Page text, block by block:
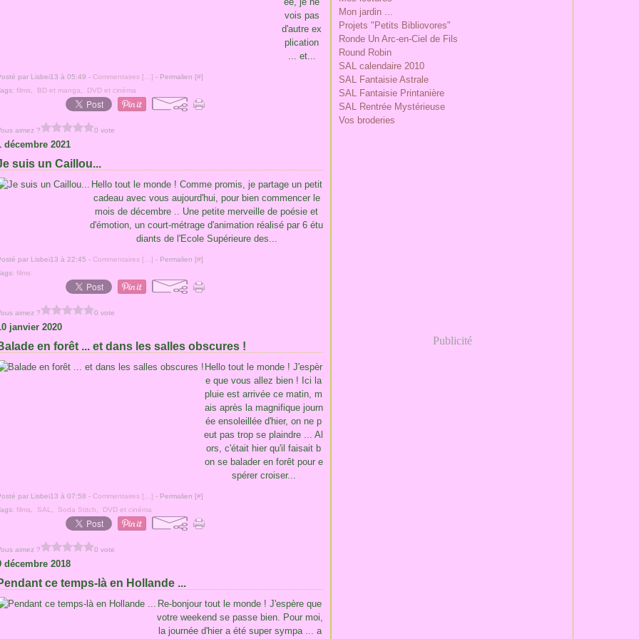
vois pas
d'autre ex
plication
... et...
par Lisbei13 à 05:49 - Commentaires [ ] - Permalien [#]
films BD et manga DVD et cinéma
aimez ? 0 vote
décembre 2021
suis un Caillou...
Hello tout le monde ! Comme promis, je partage un petit
cadeau avec vous aujourd'hui, pour bien commencer le
mois de décembre .. Une petite merveille de poésie et
d'émotion, un court-métrage d'animation réalisé par 6 étu
diants de l'Ecole Supérieure des...
par Lisbei13 à 22:45 - Commentaires [ ] - Permalien [#]
films
aimez ? 0 vote
janvier 2020
en forêt ... et dans les salles obscures !
Hello tout le monde ! J'espèr
e que vous allez bien ! Ici la
pluie est arrivée ce matin, m
ais après la magnifique journ
ée ensoleillée d'hier, on ne p
eut pas trop se plaindre ... Al
ors, c'était hier qu'il faisait b
on se balader en forêt pour e
spérer croiser...
par Lisbei13 à 07:58 - Commentaires [ ] - Permalien [#]
films SAL Soda Stitch DVD et cinéma
aimez ? 0 vote
décembre 2018
ce temps-là en Hollande ...
Re-bonjour tout le monde ! J'espère que
votre weekend se passe bien. Pour moi,
la journée d'hier a été super sympa ... a
Mon jardin ...
Projets "Petits Bibliovores"
Ronde Un Arc-en-Ciel de Fils
Round Robin
SAL calendaire 2010
SAL Fantaisie Astrale
SAL Fantaisie Printanière
SAL Rentrée Mystérieuse
Vos broderies
Publicité